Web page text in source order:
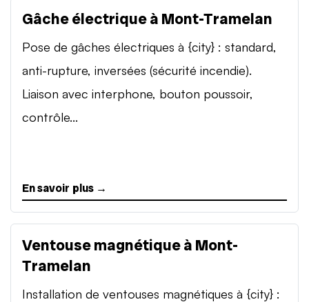
Gâche électrique à Mont-Tramelan
Pose de gâches électriques à {city} : standard,
anti-rupture, inversées (sécurité incendie).
Liaison avec interphone, bouton poussoir,
contrôle...
En savoir plus →
Ventouse magnétique à Mont-
Tramelan
Installation de ventouses magnétiques à {city} :